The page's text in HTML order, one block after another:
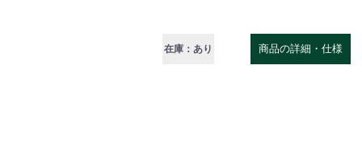
在庫：あり 商品の詳細・仕様